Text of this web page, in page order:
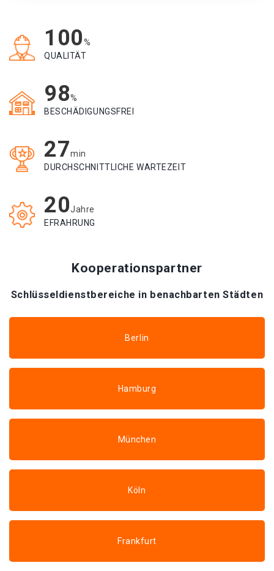
100%
QUALITÄT
98%
BESCHÄDIGUNGSFREI
27min
DURCHSCHNITTLICHE WARTEZEIT
20Jahre
EFRAHRUNG
Kooperationspartner
Schlüsseldienstbereiche in benachbarten Städten
Berlin
Hamburg
München
Köln
Frankfurt